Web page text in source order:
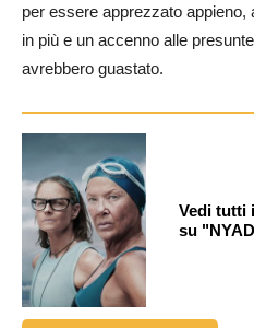
per essere apprezzato
in più e un accenno alle
avrebbero guastato.
Vedi tutti
su